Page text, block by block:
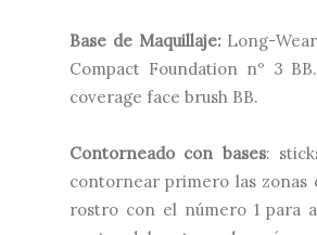
Base de Maquillaje: Long-
Compact Foundation nº 3
coverage face brush BB.
Contorneado con bases:
contornear primero las zonas
rostro con el número 1 para